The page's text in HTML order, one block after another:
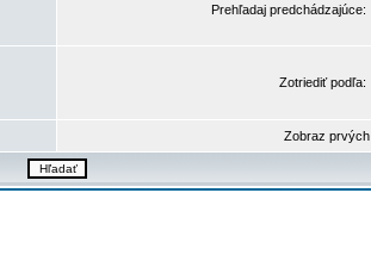
Prehľadaj predchádzajúce:
Zotriediť podľa:
Zobraz prvých